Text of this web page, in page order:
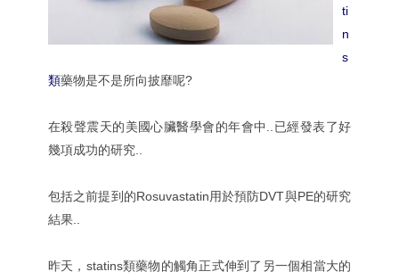
ti
n
s
類藥物是不是所向披靡呢?
在殺聲震天的美國心臟醫學會的年會中..已經發表了好
幾項成功的研究..
包括之前提到的Rosuvastatin用於預防DVT與PE的研究
結果..
昨天，statins類藥物的觸角正式伸到了另一個相當大的